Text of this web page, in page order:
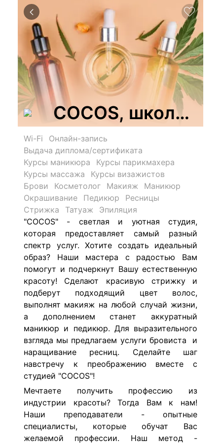
COCOS, школа-
Wi-Fi
Онлайн-запись
Выдача диплома/сертификата
Курсы маникюра
Курсы парикмахера
Курсы массажа
Курсы визажистов
Брови
Косметолог Макияж
Маникюр
Окрашивание
Педикюр
Ресницы
Стрижка
Татуаж
Эпиляция
"COCOS" - светлая и уютная студия,
которая предоставляет самый разный
спектр услуг. Хотите создать идеальный
образ? Наши мастера с радостью Вам
помогут и подчеркнут Вашу естественную
красоту! Сделают красивую стрижку и
подберут подходящий цвет волос,
выполнят макияж на любой случай жизни,
а дополнением станет аккуратный
маникюр и педикюр. Для выразительного
взгляда мы предлагаем услуги бровиста и
наращивание ресниц. Сделайте шаг
навстречу к преображению вместе с
студией "COCOS"!
Мечтаете получить профессию из
индустрии красоты? Тогда Вам к нам!
Наши преподаватели - опытные
специалисты, которые обучат Вас
желаемой профессии. Наш метод -